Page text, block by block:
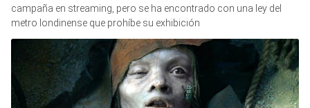
campaña en streaming, pero se ha encontrado con una ley del
metro londinense que prohíbe su exhibición